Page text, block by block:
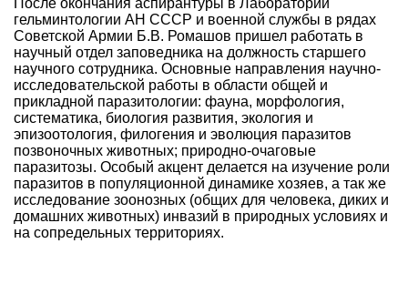
После окончания аспирантуры в Лаборатории
гельминтологии АН СССР и военной службы в рядах
Советской Армии Б.В. Ромашов пришел работать в
научный отдел заповедника на должность старшего
научного сотрудника. Основные направления научно-
исследовательской работы в области общей и
прикладной паразитологии: фауна, морфология,
систематика, биология развития, экология и
эпизоотология, филогения и эволюция паразитов
позвоночных животных; природно-очаговые
паразитозы. Особый акцент делается на изучение роли
паразитов в популяционной динамике хозяев, а так же
исследование зоонозных (общих для человека, диких и
домашних животных) инвазий в природных условиях и
на сопредельных территориях.